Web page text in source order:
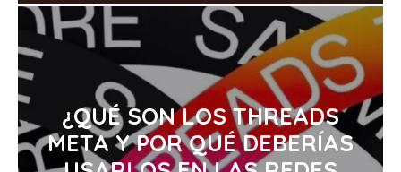
¿QUÉ SON LOS THREADS
META Y POR QUÉ DEBERÍAS